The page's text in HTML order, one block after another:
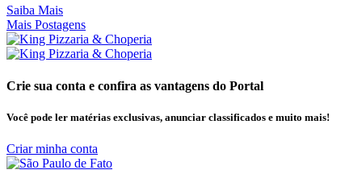
Saiba Mais
Mais Postagens
Crie sua conta e confira as vantagens do Portal
Você pode ler matérias exclusivas, anunciar classificados e muito mais!
Criar minha conta